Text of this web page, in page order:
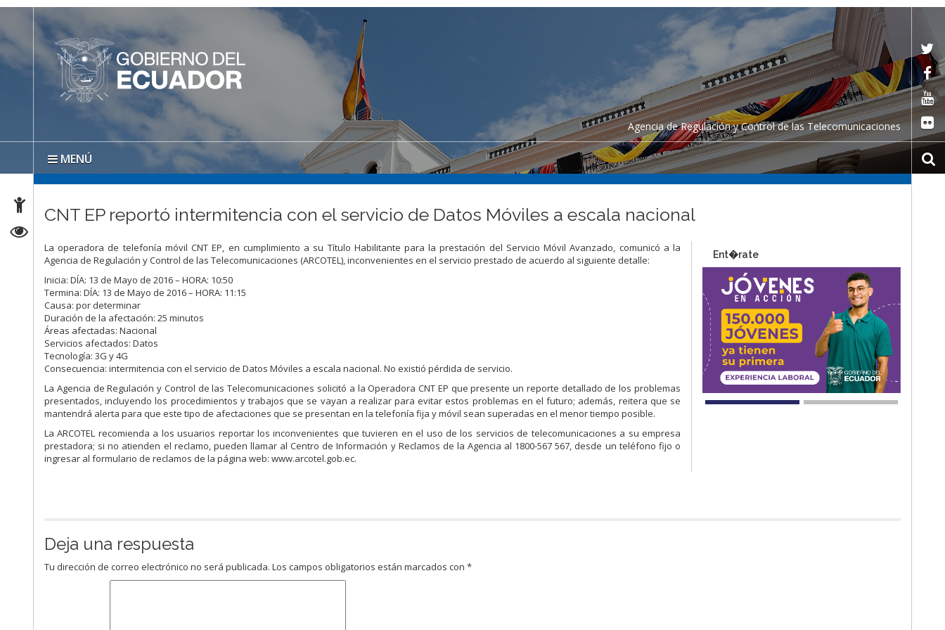
Agencia de Regulación y Control de las Telecomunicaciones
MENÚ
CNT EP reportó intermitencia con el servicio de Datos Móviles a escala nacional
La operadora de telefonía móvil CNT EP, en cumplimiento a su Título Habilitante para la prestación del Servicio Móvil Avanzado, comunicó a la
Agencia de Regulación y Control de las Telecomunicaciones (ARCOTEL), inconvenientes en el servicio prestado de acuerdo al siguiente detalle:
Inicia: DÍA: 13 de Mayo de 2016 – HORA: 10:50
Termina: DÍA: 13 de Mayo de 2016 – HORA: 11:15
Causa: por determinar
Duración de la afectación: 25 minutos
Áreas afectadas: Nacional
Servicios afectados: Datos
Tecnología: 3G y 4G
Consecuencia: intermitencia con el servicio de Datos Móviles a escala nacional. No existió pérdida de servicio.
La Agencia de Regulación y Control de las Telecomunicaciones solicitó a la Operadora CNT EP que presente un reporte detallado de los problemas
presentados, incluyendo los procedimientos y trabajos que se vayan a realizar para evitar estos problemas en el futuro; además, reitera que se
mantendrá alerta para que este tipo de afectaciones que se presentan en la telefonía fija y móvil sean superadas en el menor tiempo posible.
La ARCOTEL recomienda a los usuarios reportar los inconvenientes que tuvieren en el uso de los servicios de telecomunicaciones a su empresa
prestadora; si no atienden el reclamo, pueden llamar al Centro de Información y Reclamos de la Agencia al 1800-567 567, desde un teléfono fijo o
ingresar al formulario de reclamos de la página web: www.arcotel.gob.ec.
Ent�rate
Deja una respuesta
Tu dirección de correo electrónico no será publicada. Los campos obligatorios están marcados con*